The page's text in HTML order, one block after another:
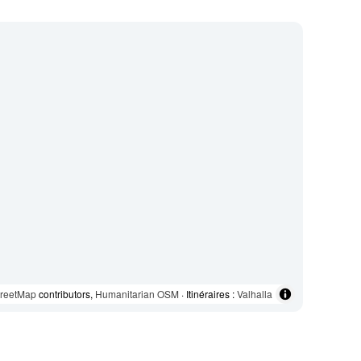
contributors, Humanitarian OSM · Itinéraires :Valhalla